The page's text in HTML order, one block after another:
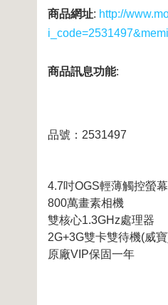
商品網址: http://
商品訊息功能:
品號：2531497
4.7吋OGS輕薄觸控螢幕
800萬畫素相機
雙核心1.3GHz處理器
2G+3G雙卡雙待機(威
原廠VIP保固一年